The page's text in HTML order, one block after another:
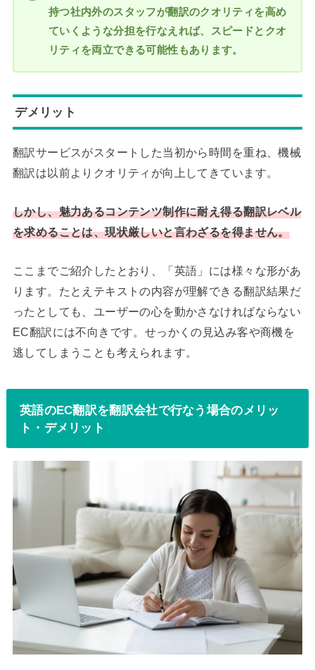
持つ社内外のスタッフが翻訳のクオリティを高め
ていくような分担を行なえれば、スピードとクオ
リティを両立できる可能性もあります。
デメリット
翻訳サービスがスタートした当初から時間を重ね、機械
翻訳は以前よりクオリティが向上してきています。
しかし、魅力あるコンテンツ制作に耐え得る翻訳レベル
を求めることは、現状厳しいと言わざるを得ません。
ここまでご紹介したとおり、「英語」には様々な形があ
ります。たとえテキストの内容が理解できる翻訳結果だ
ったとしても、ユーザーの心を動かさなければならない
EC翻訳には不向きです。せっかくの見込み客や商機を
逃してしまうことも考えられます。
英語のEC翻訳を翻訳会社で行なう場合のメリッ
ト・デメリット